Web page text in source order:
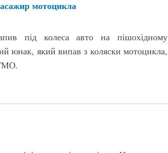
мотоцикла
під колеса авто на пішохідному
юнак, який випав з коляски мотоцикла,